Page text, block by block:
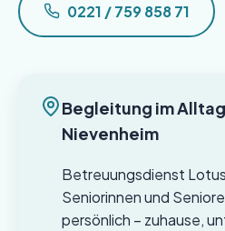
0221 / 759 858 71
Begleitung im
Nievenheim
Betreuungsdienst
Seniorinnen und
persönlich – zuhause,